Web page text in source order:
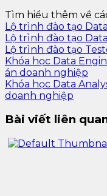
Tìm hiểu thêm về
Lộ trình đào tạo
Lộ trình đào tạo
Lộ trình đào tạo
Khóa học Data
án doanh nghiệp
Khóa học Data
doanh nghiệp
Bài viết liên